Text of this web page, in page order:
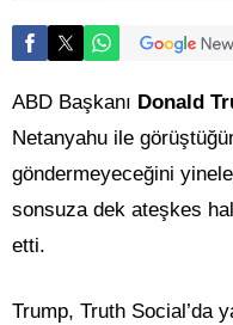
ABD Başkanı Donald
Netanyahu ile
göndermeyeceğini
sonsuza dek ateşkes
etti.
Trump, Truth Social’da